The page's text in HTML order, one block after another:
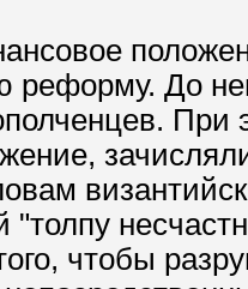
реформу. До
При
"толпу
чтобы